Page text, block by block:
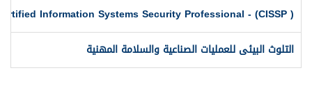
Information Systems Security Professional - (CISSP )
التلوث البيئى للعمليات الصناعية والسلامة المهنية